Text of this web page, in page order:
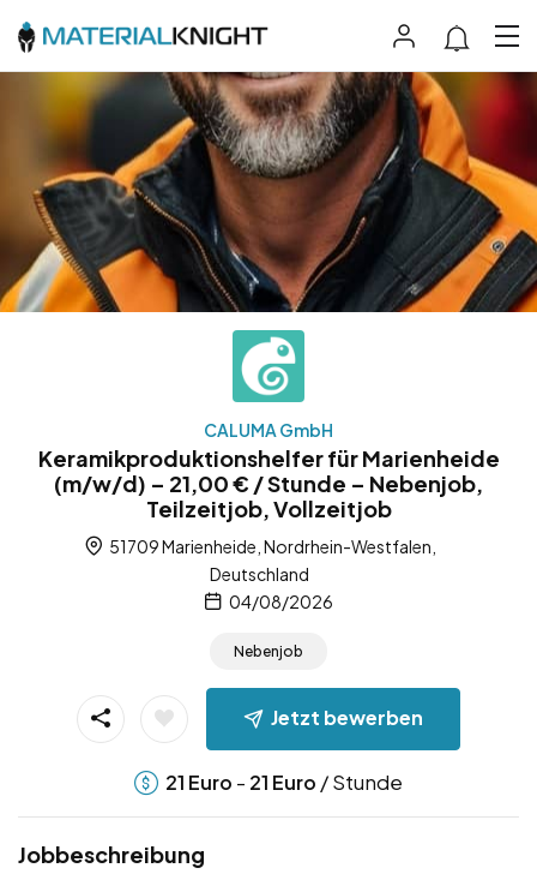
CALUMA GmbH
Keramikproduktionshelfer für Marienheide
(m/w/d) – 21,00 € / Stunde – Nebenjob,
Teilzeitjob, Vollzeitjob
51709 Marienheide, Nordrhein-Westfalen,
Deutschland
04/08/2026
Nebenjob
Jetzt bewerben
21 Euro - 21 Euro / Stunde
Jobbeschreibung